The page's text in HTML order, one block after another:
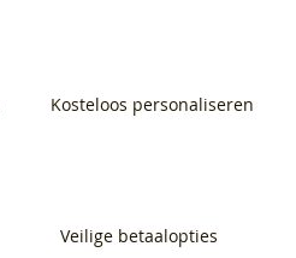
Kosteloos personaliseren
Veilige betaalopties